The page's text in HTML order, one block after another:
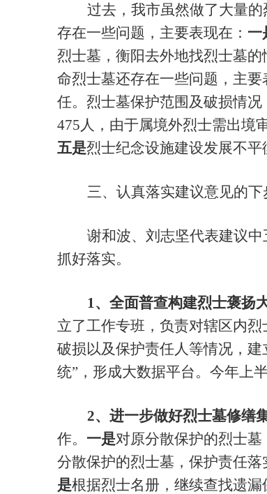
过去，我市虽然做了大量
存在一些问题，主要表现在： 一
烈士墓，衡阳去外地找烈士墓
命烈士墓还存在一些问题，主
任。烈士墓保护范围及破损情况
475人，由于属境外烈士需出境
五是烈士纪念设施建设发展不平
三、认真落实建议意见的下
谢和波、刘志坚代表建议
抓好落实。
1、全面普查构建烈士褒扬
立了工作专班，负责对辖区内
破损以及保护责任人等情况， 建
统”，形成大数据平台。 今年上
2、进一步做好烈士墓修缮
作。 一是对原分散保护的烈士墓
分散保护的烈士墓，保护责任
是根据烈士名册，继续查找遗漏